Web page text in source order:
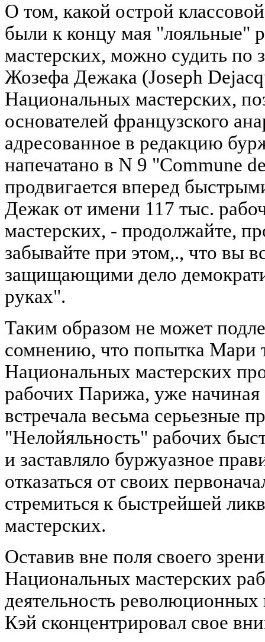
О том, какой острой
были к концу мая "лояльные"
мастерских, можно судить по
Жозефа Дежака (Joseph
Национальных мастерских,
основателей французского
адресованное в редакцию
напечатано в N 9 "Commune
продвигается вперед
Дежак от имени 117 тыс.
мастерских, - продолжайте,
забывайте при этом,., что вы
защищающими дело
руках".
Таким образом не может
сомнению, что попытка Мари
Национальных мастерских
рабочих Парижа, уже начиная
встречала весьма серьезные
"Нелойяльность" рабочих
и заставляло буржуазное
отказаться от своих
стремиться к быстрейшей
мастерских.
Оставив вне поля своего
Национальных мастерских
деятельность
Кэй сконцентрировал свое